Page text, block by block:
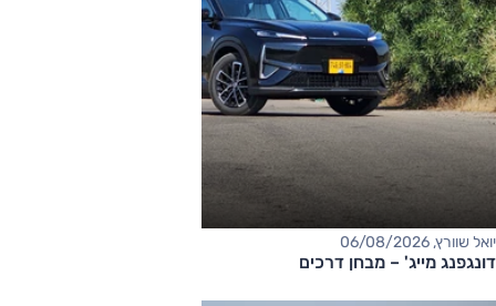
יואל שוורץ, 06/08/2026
דונגפנג מייג' – מבחן דרכים